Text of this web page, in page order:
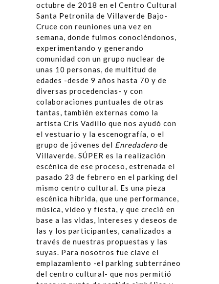
octubre de 2018 en el Centro Cultural
Santa Petronila de Villaverde Bajo-
Cruce con reuniones una vez en
semana, donde fuimos conociéndonos,
experimentando y generando
comunidad con un grupo nuclear de
unas 10 personas, de multitud de
edades -desde 9 años hasta 70 y de
diversas procedencias- y con
colaboraciones puntuales de otras
tantas, también externas como la
artista Cris Vadillo que nos ayudó con
el vestuario y la escenografía, o el
grupo de jóvenes del Enredadero de
Villaverde. SÚPER es la realización
escénica de ese proceso, estrenada el
pasado 23 de febrero en el parking del
mismo centro cultural. Es una pieza
escénica híbrida, que une performance,
música, video y fiesta, y que creció en
base a las vidas, intereses y deseos de
las y los participantes, canalizados a
través de nuestras propuestas y las
suyas. Para nosotros fue clave el
emplazamiento -el parking subterráneo
del centro cultural- que nos permitió